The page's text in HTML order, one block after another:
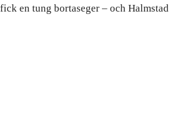
en tung bortaseger – och Halmstad